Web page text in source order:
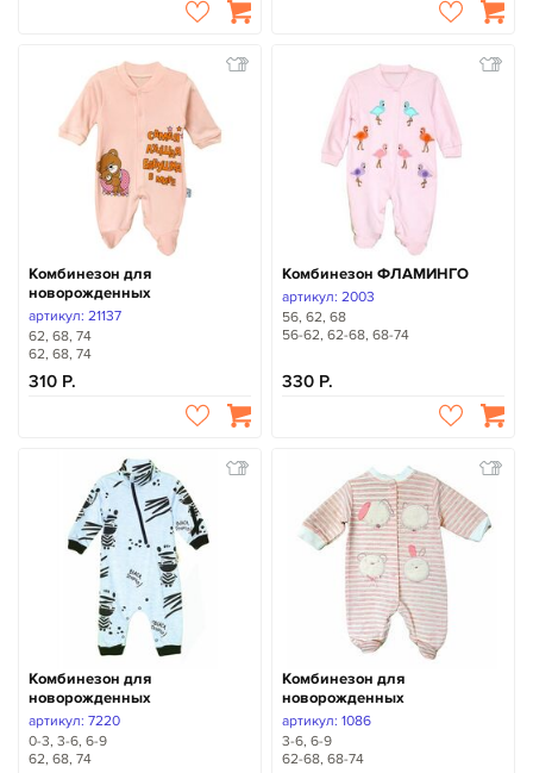
Комбинезон для
новорожденных
артикул: 21137
62, 68, 74
62, 68, 74
310
Комбинезон ФЛАМИНГО
артикул: 2003
56, 62, 68
56-62, 62-68, 68-74
330
Комбинезон для
новорожденных
артикул: 7220
0-3, 3-6, 6-9
62, 68, 74
Комбинезон для
новорожденных
артикул: 1086
3-6, 6-9
62-68, 68-74